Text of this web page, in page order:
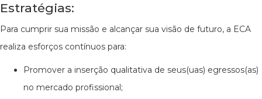
Estratégias:
Para cumprir sua missão e alcançar sua visão de futuro, a ECA
realiza esforços contínuos para:
Promover a inserção qualitativa de seus(uas) egressos(as)
no mercado profissional;